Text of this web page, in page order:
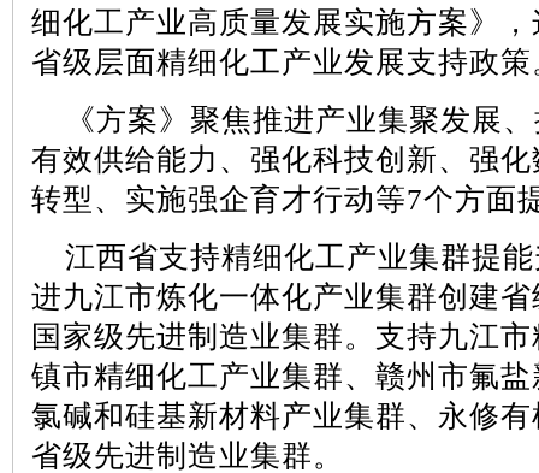
细化工产业高质量发展实施方案》
省级层面精细化工产业发展支持政策
《方案》聚焦推进产业集聚发展
有效供给能力、强化科技创新、强
转型、实施强企育才行动等7个方面
江西省支持精细化工产业集群提
进九江市炼化一体化产业集群创建
国家级先进制造业集群。支持九江
镇市精细化工产业集群、赣州市氟
氯碱和硅基新材料产业集群、永修
省级先进制造业集群。